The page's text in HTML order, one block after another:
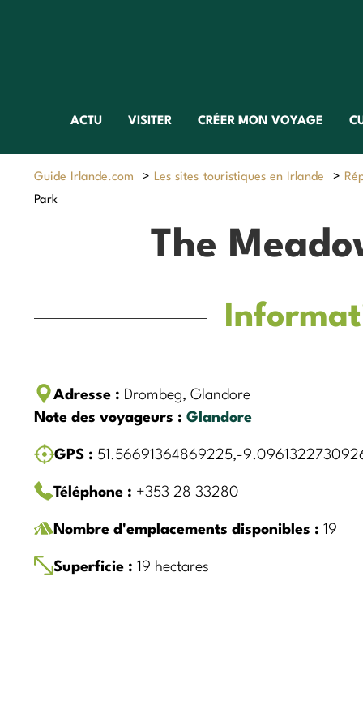
ACTU VISITER CRÉER MON VOYAGE
Guide Irlande.com > Les sites touristiques en Irlande >
Park
The
Adresse : Drombeg, Glandore
Note des voyageurs : Glandore
GPS : 51.56691364869225,-
Téléphone : +353 28 33280
Nombre d'emplacements disponibles : 19
Superficie : 19 hectares